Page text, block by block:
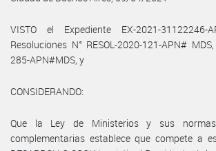
VISTO el Expediente EX-2021-31122246-
Resoluciones N° RESOL-2020-121-APN#
285-APN#MDS, y
CONSIDERANDO:
Que la Ley de Ministerios y sus
complementarias establece que compete a